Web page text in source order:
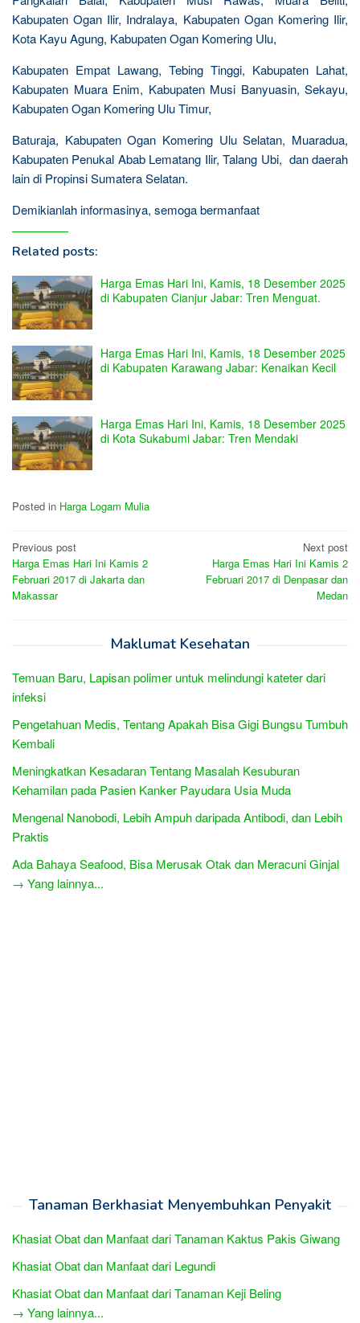
Kabupaten Ogan Ilir, Indralaya, Kabupaten Ogan Komering Ilir,
Kota Kayu Agung, Kabupaten Ogan Komering Ulu,
Kabupaten Empat Lawang, Tebing Tinggi, Kabupaten Lahat,
Kabupaten Muara Enim, Kabupaten Musi Banyuasin, Sekayu,
Kabupaten Ogan Komering Ulu Timur,
Baturaja, Kabupaten Ogan Komering Ulu Selatan, Muaradua,
Kabupaten Penukal Abab Lematang Ilir, Talang Ubi, dan daerah
lain di Propinsi Sumatera Selatan.
Demikianlah informasinya, semoga bermanfaat
Related posts:
Harga Emas Hari Ini, Kamis, 18 Desember 2025
di Kabupaten Cianjur Jabar: Tren Menguat.
Harga Emas Hari Ini, Kamis, 18 Desember 2025
di Kabupaten Karawang Jabar: Kenaikan Kecil
Harga Emas Hari Ini, Kamis, 18 Desember 2025
di Kota Sukabumi Jabar: Tren Mendaki
Posted in Harga Logam Mulia
Post
navigation
Previous post
Harga Emas Hari Ini Kamis 2
Februari 2017 di Jakarta dan
Makassar
Next post
Harga Emas Hari Ini Kamis 2
Februari 2017 di Denpasar dan
Medan
Maklumat Kesehatan
Temuan Baru, Lapisan polimer untuk melindungi kateter dari
infeksi
Pengetahuan Medis, Tentang Apakah Bisa Gigi Bungsu Tumbuh
Kembali
Meningkatkan Kesadaran Tentang Masalah Kesuburan
Kehamilan pada Pasien Kanker Payudara Usia Muda
Mengenal Nanobodi, Lebih Ampuh daripada Antibodi, dan Lebih
Praktis
Ada Bahaya Seafood, Bisa Merusak Otak dan Meracuni Ginjal
→ Yang lainnya...
Tanaman Berkhasiat Menyembuhkan Penyakit
Khasiat Obat dan Manfaat dari Tanaman Kaktus Pakis Giwang
Khasiat Obat dan Manfaat dari Legundi
Khasiat Obat dan Manfaat dari Tanaman Keji Beling
→ Yang lainnya...